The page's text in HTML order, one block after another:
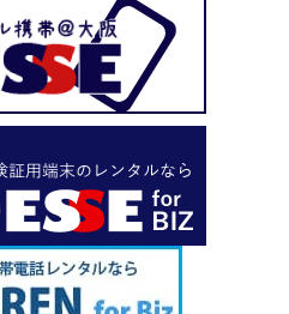
用を他の方に知られたくな
利用いただけます。
並行して展開しているのが、
ビスです。 街中にもフリーwifi
があったり接続に制限があっ
。 それらの影響を受けず、
インターネットを楽しめるポ
にご利用いただけます。 ご希
さい。